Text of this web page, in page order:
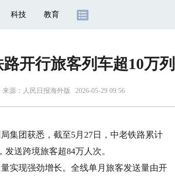
科技 教育
开行旅客列车超10万列
来源： 人民日报海外版 2026-05-29 09:56
团获悉，截至5月27日，中老铁路累计
送跨境旅客超84万人次。
实现强劲增长。全线单月旅客发送量由开